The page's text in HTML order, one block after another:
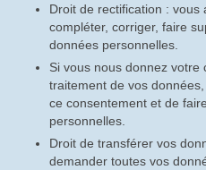
Droit de rectification :
compléter, corriger, faire
données personnelles.
Si vous nous donnez votre
traitement de vos
ce consentement et de
personnelles.
Droit de transférer vos
demander toutes vos